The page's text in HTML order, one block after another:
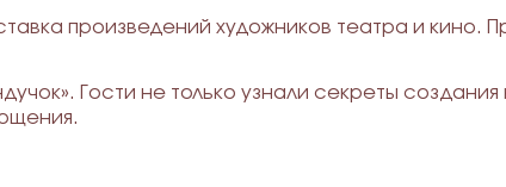
произведений художников театра и кино.
Гости не только узнали секреты